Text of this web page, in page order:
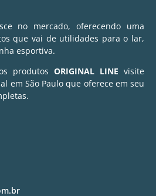
no mercado, oferecendo uma
que vai de utilidades para o lar,
esportiva.
produtos ORIGINAL LINE visite
em São Paulo que oferece em seu